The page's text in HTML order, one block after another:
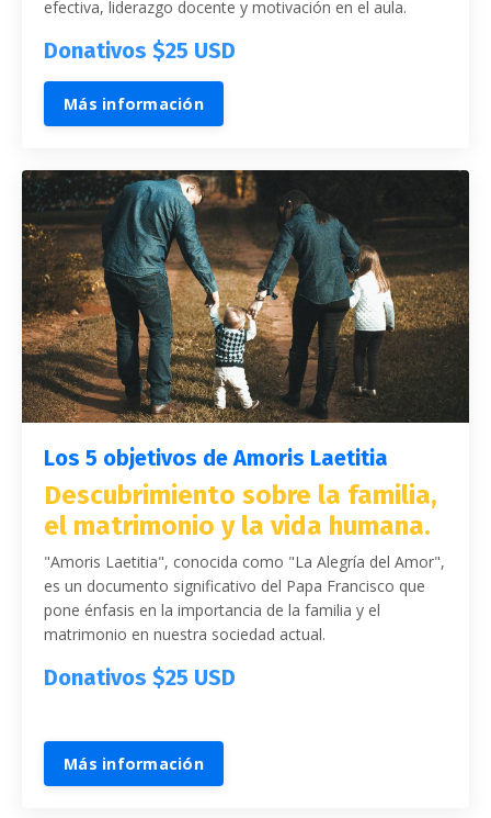
efectiva, liderazgo docente y motivación en el aula.
Donativos $25 USD
Más información
Los 5 objetivos de Amoris Laetitia
Descubrimiento sobre la familia,
el matrimonio y la vida humana.
"Amoris Laetitia", conocida como "La Alegría del Amor",
es un documento significativo del Papa Francisco que
pone énfasis en la importancia de la familia y el
matrimonio en nuestra sociedad actual.
Donativos $25 USD
Más información